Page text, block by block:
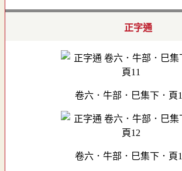
正字通
卷六．牛部．巳集下．頁
卷六．牛部．巳集下．頁